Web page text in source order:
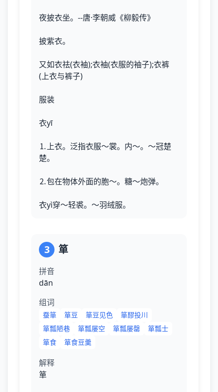
夜披衣坐。--唐·李朝威《柳毅传》
披紫衣。
又如衣祛(衣袖);衣袖(衣服的袖子);衣裤
(上衣与裤子)
服装
衣yī
⒈上衣。泛指衣服～裳。内～。～冠楚
楚。
⒉包在物体外面的胞～。糖～炮弹。
衣yì穿～轻裘。～羽绒服。
3 箪
拼音
dān
组词
蚕箪 箪豆 箪豆见色
箪醪投川
箪瓢陋巷
箪瓢屡空 箪瓢屡罄
箪瓢士
箪食
箪食豆羹
解释
箪